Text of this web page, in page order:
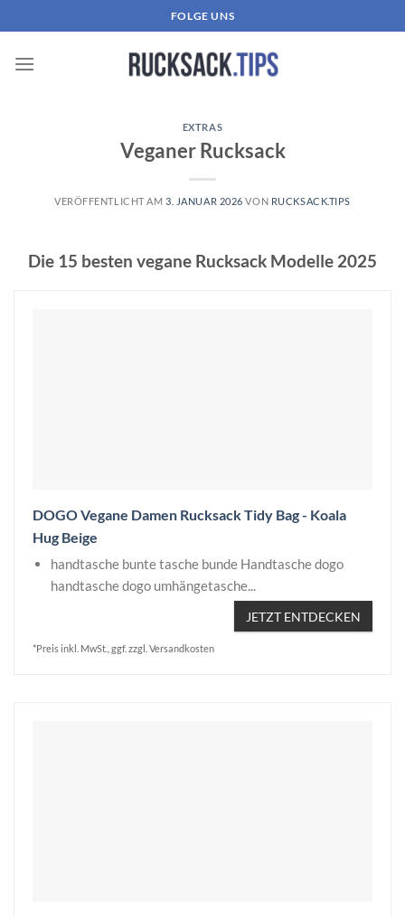
Inhalt
springen
FOLGE UNS
EXTRAS
Veganer Rucksack
VERÖFFENTLICHT AM 3. JANUAR 2026 VON RUCKSACK.TIPS
Die 15 besten vegane Rucksack Modelle 2025
DOGO Vegane Damen Rucksack Tidy Bag - Koala
Hug Beige
handtasche bunte tasche bunde Handtasche dogo
handtasche dogo umhängetasche...
JETZT ENTDECKEN
*Preis inkl. MwSt., ggf. zzgl. Versandkosten